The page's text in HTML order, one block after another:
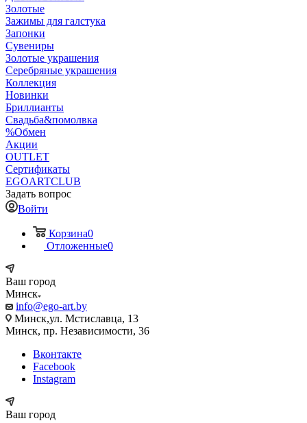
Золотые
Зажимы для галстука
Запонки
Сувениры
Золотые украшения
Серебряные украшения
Коллекция
Новинки
Бриллианты
Свадьба&помолвка
%Обмен
Акции
OUTLET
Сертификаты
EGOARTCLUB
Задать вопрос
Войти
Корзина0
Отложенные0
Ваш город
Минск
info@ego-art.by
Минск,ул. Мстиславца, 13
Минск, пр. Независимости, 36
Вконтакте
Facebook
Instagram
Ваш город